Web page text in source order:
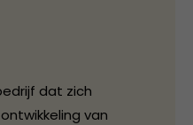
dat zich
van